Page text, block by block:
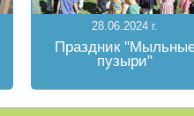
28.06.2024 г.
Праздник
пузыри"